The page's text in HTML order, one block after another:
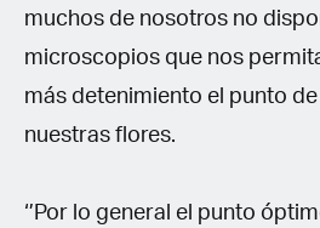
muchos de nosotros no
microscopios que nos
más detenimiento el punto
nuestras flores.
‘’Por lo general el punto